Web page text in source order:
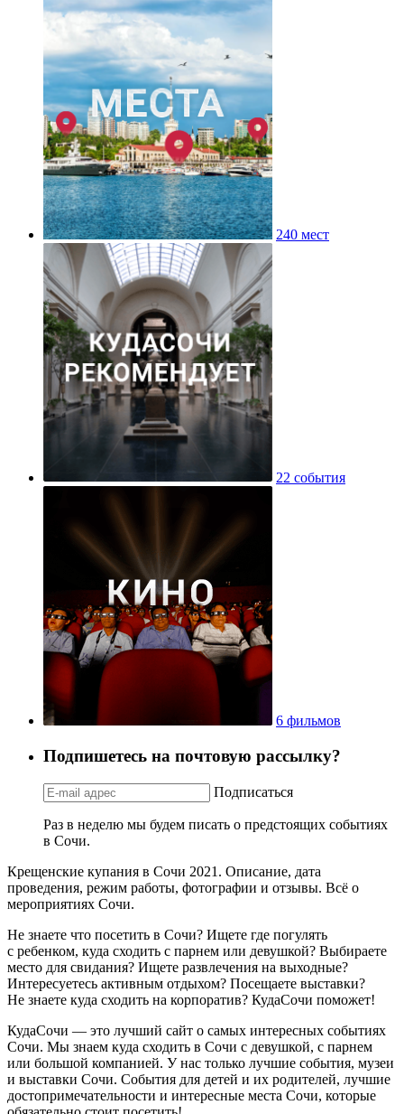
240 мест
22 события
6 фильмов
Подпишетесь на почтовую рассылку?
Подписаться
Раз в неделю мы будем писать о предстоящих событиях
в Сочи.
Крещенские купания в Сочи 2021. Описание, дата
проведения, режим работы, фотографии и отзывы. Всё о
мероприятиях Сочи.
Не знаете что посетить в Сочи? Ищете где погулять
с ребенком, куда сходить с парнем или девушкой? Выбираете
место для свидания? Ищете развлечения на выходные?
Интересуетесь активным отдыхом? Посещаете выставки?
Не знаете куда сходить на корпоратив? КудаСочи поможет!
КудаСочи — это лучший сайт о самых интересных событиях
Сочи. Мы знаем куда сходить в Сочи с девушкой, с парнем
или большой компанией. У нас только лучшие события, музеи
и выставки Сочи. События для детей и их родителей, лучшие
достопримечательности и интересные места Сочи, которые